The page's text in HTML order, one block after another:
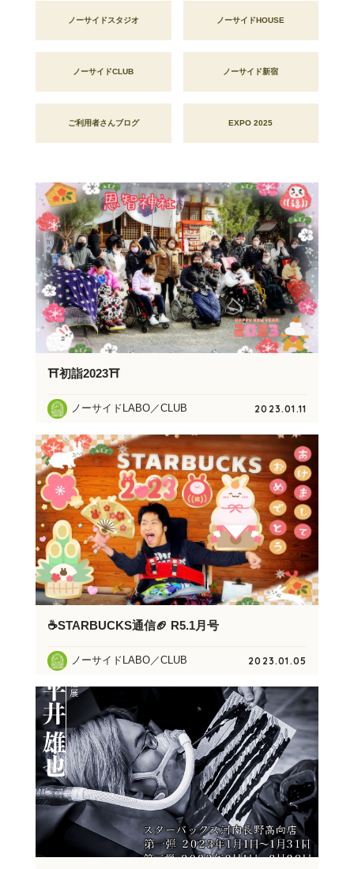
ノーサイドスタジオ ノーサイドHOUSE
ノーサイドCLUB ノーサイド新宿
ご利用者さんブログ EXPO 2025
⛩️初詣2023⛩️
ノーサイドLABO／CLUB 2023.01.11
☕STARBUCKS通信🏈 R5.1月号
ノーサイドLABO／CLUB 2023.01.05